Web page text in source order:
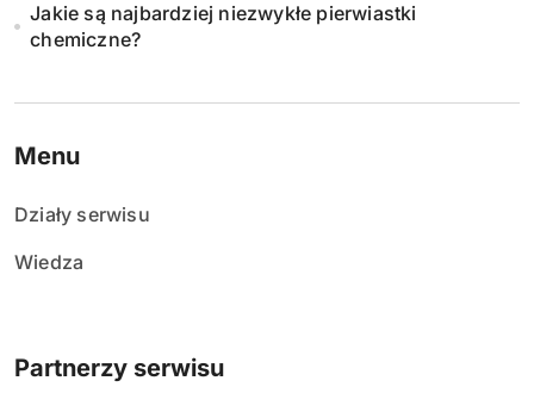
Jakie są najbardziej niezwykłe pierwiastki
chemiczne?
Menu
Działy serwisu
Wiedza
Partnerzy serwisu